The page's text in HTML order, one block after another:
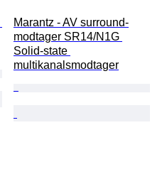
Marantz - AV surround-
modtager SR14/N1G
Solid-state
multikanalsmodtager